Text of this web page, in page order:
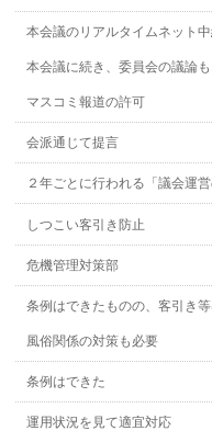
本会議のリアルタイムネット
本会議に続き、委員会の議論
マスコミ報道の許可
会派通じて提言
２年ごとに行われる「議会運
しつこい客引き防止
危機管理対策部
条例はできたものの、客引き
風俗関係の対策も必要
条例はできた
運用状況を見て適宜対応